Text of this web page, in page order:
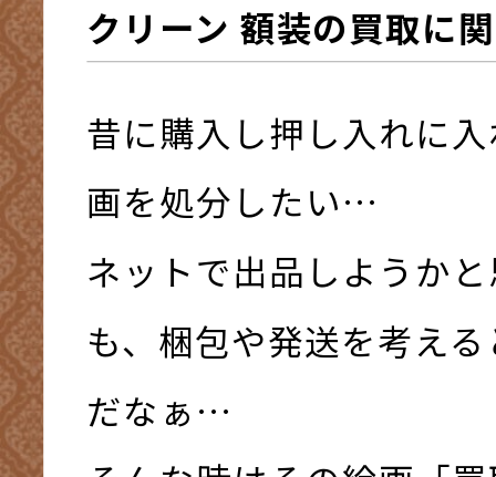
クリーン 額装の買取に
昔に購入し押し入れに
画を処分したい…
ネットで出品しようか
も、梱包や発送を考え
だなぁ…